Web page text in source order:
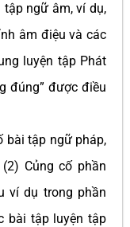
tập ngữ âm, ví dụ,
âm điệu và các
luyện tập Phát
đúng” được điều
bài tập ngữ pháp,
Củng cố phần
ví dụ trong phần
bài tập luyện tập